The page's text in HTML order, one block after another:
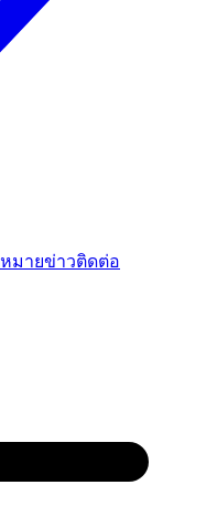
มายข่าวติดต่อ